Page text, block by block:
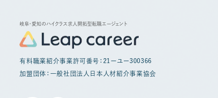
岐阜・愛知のハイクラス求人開拓型転職エージェント
有料職業紹介事業許可番号：21ーユー300366
加盟団体：一般社団法人日本人材紹介事業協会